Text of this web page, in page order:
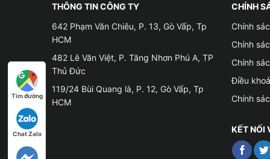
THÔNG TIN CÔNG TY
642 Phạm Văn Chiêu, P. 13, Gò Vấp, Tp
HCM
482 Lê Văn Việt, P. Tăng Nhơn Phú A, TP
Thủ Đức
119/24 Bùi Quang là, P. 12, Gò Vấp, Tp
HCM
CHÍNH
Chính
Chính
Chính
Điều
Chính
KẾT NỐI
Tìm đường
Chat Zalo